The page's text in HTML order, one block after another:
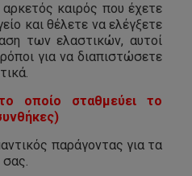
καιρός που έχετε
και θέλετε να ελέγξετε
των ελαστικών, αυτοί
για να διαπιστώσετε
οποίο σταθμεύει το
παράγοντας για τα
σας.